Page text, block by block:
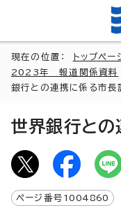
現在の位置： トップペー
2023年 報道関係資料
銀行との連携に係る市長
世界銀行との
ページ番号 1004860